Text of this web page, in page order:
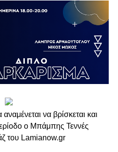
να βρίσκεται και
ο Μπάμπης Τεννές
του Lamianow.gr